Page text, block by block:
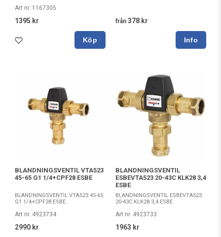
Art nr. 1167305
1395 kr
Köp
från 378 kr
BLANDNINGSVENTIL VTA523
45-65 G1 1/4+CPF28 ESBE
BLANDNINGSVENTIL VTA523 45-65
G1 1/4+CPF28 ESBE
Art nr. 4923734
2990 kr
BLANDNINGSVENTIL
ESBEVTA523 20-43C KLK28 3,4
ESBE
BLANDNINGSVENTIL ESBEVTA523
20-43C KLK28 3,4 ESBE
Art nr. 4923733
1963 kr